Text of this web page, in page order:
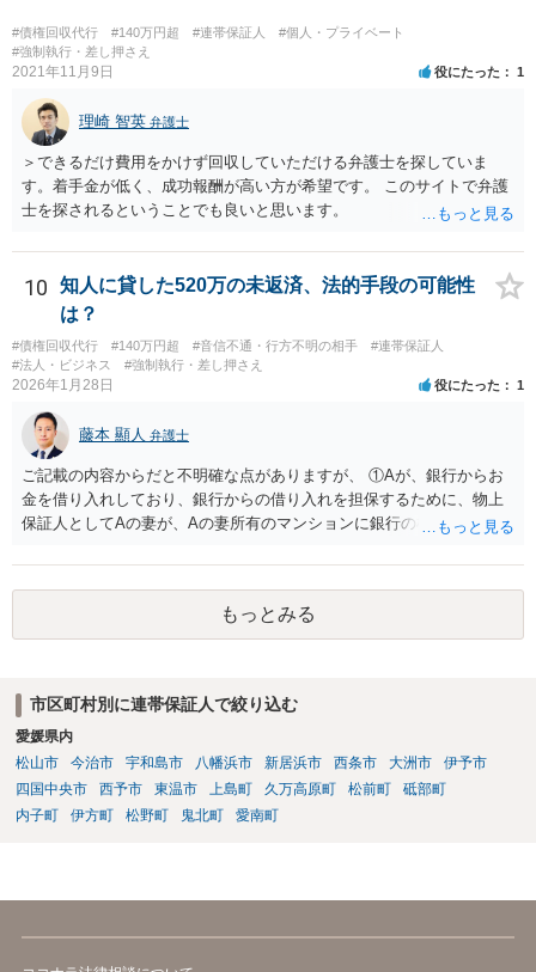
#債権回収代行 #140万円超 #連帯保証人
#個人・プライベート
#強制執行・差し押さえ
2021年11月9日 役にたった 1
理崎 智英 弁護士
＞できるだけ費用をかけず回収していただける弁護士を探していま
す。着手金が低く、成功報酬が高い方が希望です。 このサイトで弁護
士を探されるということでも良いと思います。
10
知人に貸した520万の未返済、法的手段の可能性
は？
#債権回収代行 #140万円超 #音信不通・行方不明の相手
#連帯保証人
#法人・ビジネス
#強制執行・差し押さえ
2026年1月28日 役にたった 1
藤本 顯人 弁護士
ご記載の内容からだと不明確な点がありますが、 ①Aが、銀行からお
金を借り入れしており、銀行からの借り入れを担保するために、物上
保証人としてAの妻が、Aの妻所有のマンションに銀行の根抵当権を入
を担保するために、根抵当権としてAの妻のマンションに根抵当権が設
定されているという可能性 です。 状況からすると、①だと思います。
①だとした場合、現状ですと、Aには全く弁済能力がないので、回収は
非常に厳しいと思われます。
もっとみる
市区町村別に連帯保証人で絞り込む
愛媛県内
松山市
今治市 宇和島市 八幡浜市 新居浜市 西条市 大洲市
伊予市
四国中央市
西予市 東温市 上島町 久万高原町 松前町
砥部町
内子町
伊方町 松野町 鬼北町 愛南町